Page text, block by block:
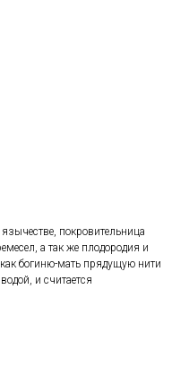
покровительница
а так же плодородия и
богиню-мать прядущую нити
и считается